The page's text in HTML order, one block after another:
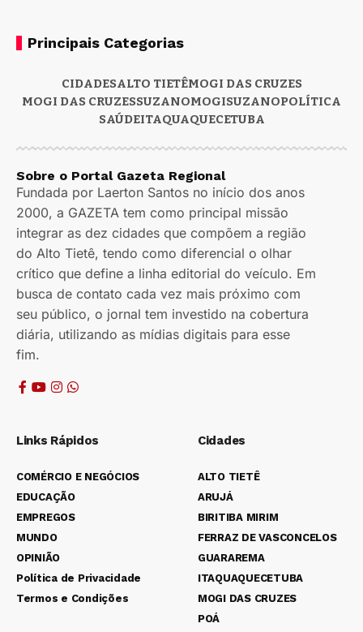
Principais Categorias
CIDADESALTO TIETÊMOGI DAS CRUZES
MOGI DAS CRUZESSUZANOMOGISUZANOPOLÍTICA
SAÚDEITAQUAQUECETUBA
Sobre o Portal Gazeta Regional
Fundada por Laerton Santos no início dos anos
2000, a GAZETA tem como principal missão
integrar as dez cidades que compõem a região
do Alto Tietê, tendo como diferencial o olhar
crítico que define a linha editorial do veículo. Em
busca de contato cada vez mais próximo com
seu público, o jornal tem investido na cobertura
diária, utilizando as mídias digitais para esse
fim.
Links Rápidos
COMÉRCIO E NEGÓCIOS
EDUCAÇÃO
EMPREGOS
MUNDO
OPINIÃO
Política de Privacidade
Termos e Condições
Cidades
ALTO TIETÊ
ARUJÁ
BIRITIBA MIRIM
FERRAZ DE VASCONCELOS
GUARAREMA
ITAQUAQUECETUBA
MOGI DAS CRUZES
POÁ